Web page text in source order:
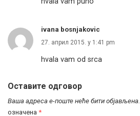
ivana bosnjakovic
27. април 2015. у 1:41 pm
hvala vam od srca
Оставите одговор
Ваша адреса е-поште неће бити објављена.
означена *